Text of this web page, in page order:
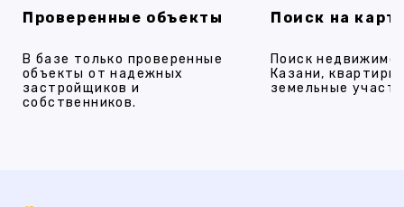
Проверенные объекты
В базе только проверенные
объекты от надежных
застройщиков и
собственников.
Поиск на
Поиск
Казани,
земельные